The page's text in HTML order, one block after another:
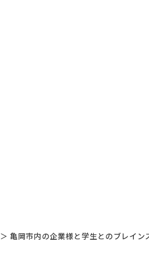
＞亀岡市内の企業様と学生とのブレイン